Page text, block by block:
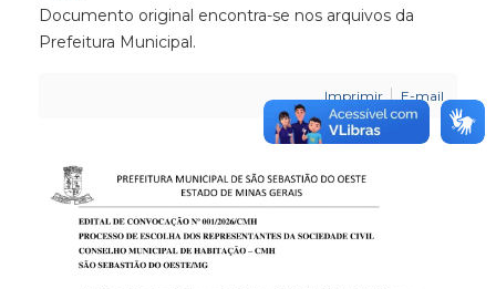
Documento original encontra-se nos arquivos da
Prefeitura Municipal.
Imprimir E-mail